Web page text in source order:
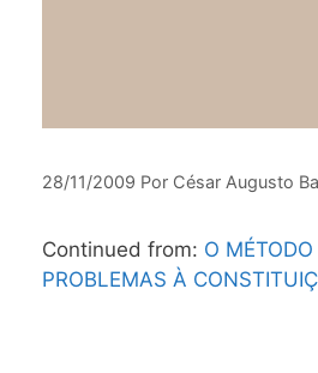
28/11/2009 Por César Augusto
Continued from: O
PROBLEMAS À